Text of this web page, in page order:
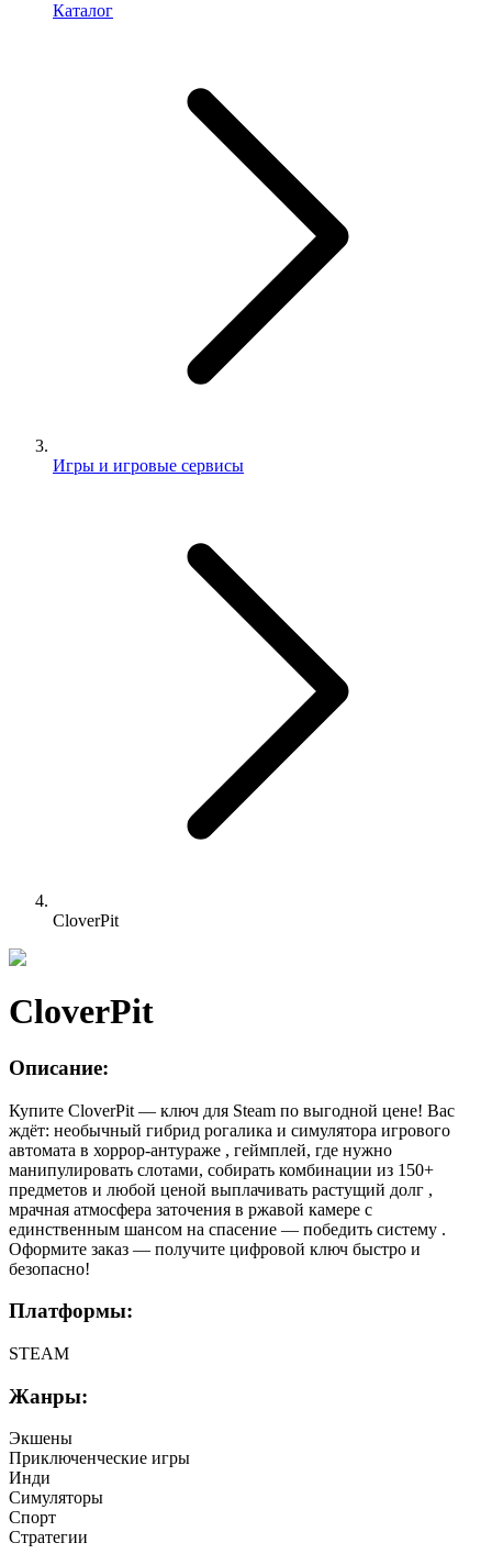
Каталог
Игры и игровые сервисы
CloverPit
CloverPit
Описание:
Купите CloverPit — ключ для Steam по выгодной цене! Вас
ждёт: необычный гибрид рогалика и симулятора игрового
автомата в хоррор-антураже , геймплей, где нужно
манипулировать слотами, собирать комбинации из 150+
предметов и любой ценой выплачивать растущий долг ,
мрачная атмосфера заточения в ржавой камере с
единственным шансом на спасение — победить систему .
Оформите заказ — получите цифровой ключ быстро и
безопасно!
Платформы:
STEAM
Жанры:
Экшены
Приключенческие игры
Инди
Симуляторы
Спорт
Стратегии